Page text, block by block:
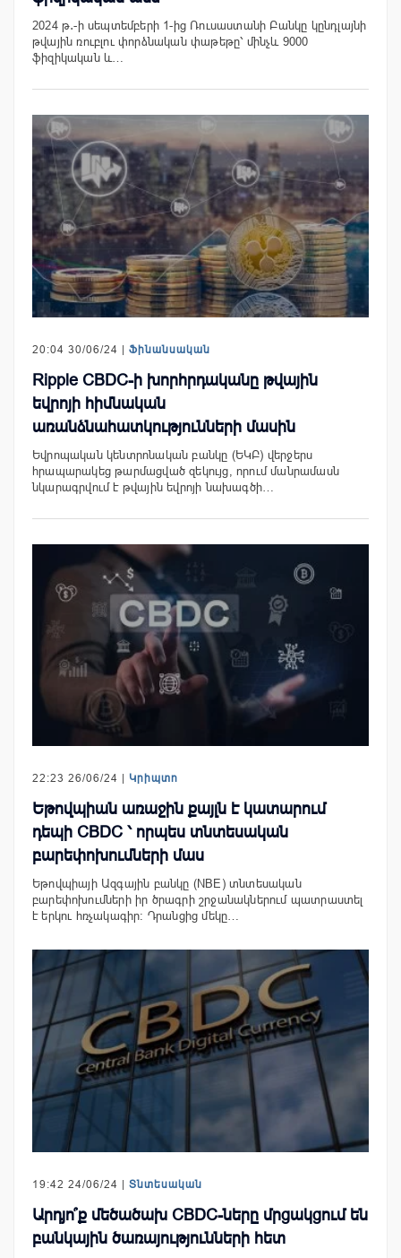
2024 թ․-ի սեպտեմբերի 1-ից Ռուսաստանի Բանկը կընդլայնի
թվային ռուբլու փորձնական փաթեթը՝ մինչև 9000
ֆիզիկական և…
20:04 30/06/24 | Ֆինանսական
Ripple CBDC-ի խորհրդականը թվային
եվրոյի հիմնական
առանձնահատկությունների մասին
Եվրոպական կենտրոնական բանկը (ԵԿԲ) վերջերս
հրապարակեց թարմացված զեկույց, որում մանրամասն
նկարագրվում է թվային եվրոյի նախագծի…
22:23 26/06/24 | Կրիպտո
Եթովպիան առաջին քայլն է կատարում
դեպի CBDC ՝ որպես տնտեսական
բարեփոխումների մաս
Եթովպիայի Ազգային բանկը (NBE) տնտեսական
բարեփոխումների իր ծրագրի շրջանակներում պատրաստել
է երկու հռչակագիր։ Դրանցից մեկը…
19:42 24/06/24 | Տնտեսական
Արդյո՞ք մեծածախ CBDC-ները մրցակցում են
բանկային ծառայությունների հետ